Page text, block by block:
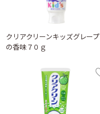
クリアクリーンキッズグレープ
の香味７０ｇ